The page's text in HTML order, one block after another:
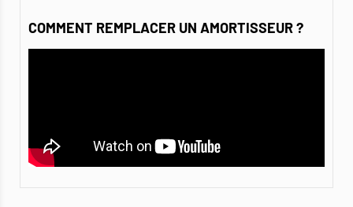
COMMENT REMPLACER UN AMORTISSEUR ?